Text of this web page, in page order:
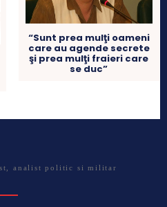
“Sunt prea mulţi oameni
care au agende secrete
şi prea mulţi fraieri care
se duc”
analist politic si militar